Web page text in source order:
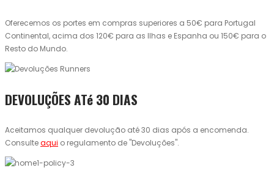
Oferecemos os portes em compras superiores a 50€ para Portugal
Continental, acima dos 120€ para as Ilhas e Espanha ou 150€ para o
Resto do Mundo.
DEVOLUÇÕES ATé 30 DIAS
Aceitamos qualquer devolução até 30 dias após a encomenda.
Consulteaqui o regulamento de "Devoluções".